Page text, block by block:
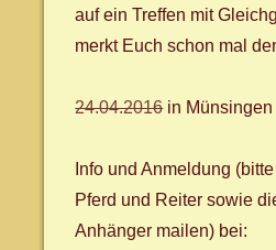
auf ein Treffen mit
merkt Euch schon mal
24.04.2016in Münsingen
Info und Anmeldung
Pferd und Reiter sowie
Anhänger mailen) bei: